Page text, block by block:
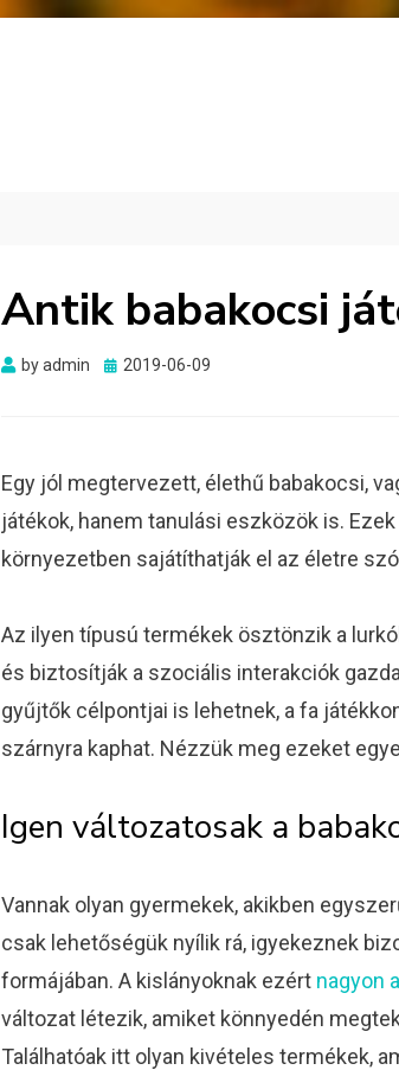
Antik babakocsi
byadmin
Posted
2019-06-09
Egy jól megtervezett, élethű babakocsi,
játékok, hanem tanulási eszközök is.
környezetben sajátíthatják el az életre
Az ilyen típusú termékek ösztönzik a
és biztosítják a szociális interakciók
gyűjtők célpontjai is lehetnek, a fa
szárnyra kaphat. Nézzük meg ezeket
Igen változatosak a
Vannak olyan gyermekek, akikben
csak lehetőségük nyílik rá, igyekeznek
formájában. A kislányoknak ezért nagyon
változat létezik, amiket könnyedén
Találhatóak itt olyan kivételes termékek,